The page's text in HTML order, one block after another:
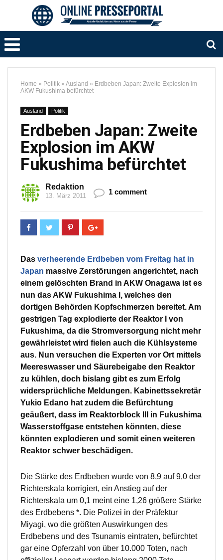
Home » Politik » Ausland » Erdbeben Japan: Zweite Explosion im
AKW Fukushima befürchtet
Ausland Politik
Erdbeben Japan: Zweite
Explosion im AKW
Fukushima befürchtet
Redaktion
13. März 2011 1 comment
Das verheerende Erdbeben vom Freitag hat in
Japan massive Zerstörungen angerichtet, nach
einem gelöschten Brand in AKW Onagawa ist es
nun das AKW Fukushima I, welches den
dortigen Behörden Kopfschmerzen bereitet. Am
gestrigen Tag explodierte der Reaktor I von
Fukushima, da die Stromversorgung nicht mehr
gewährleistet wird fielen auch die Kühlsysteme
aus. Nun versuchen die Experten vor Ort mittels
Meereswasser und Säurebeigabe den Reaktor
zu kühlen, doch bislang gibt es zum Erfolg
widersprüchliche Meldungen. Kabinettssekretär
Yukio Edano hat zudem die Befürchtung
geäußert, dass im Reaktorblock III in Fukushima
Wasserstoffgase entstehen könnten, diese
könnten explodieren und somit einen weiteren
Reaktor schwer beschädigen.
Die Stärke des Erdbeben wurde von 8,9 auf 9,0 der
Richterskala korrigiert, ein Anstieg auf der
Richterskala um 0,1 meint eine 1,26 größere Stärke
des Erdbebens *. Die Polizei in der Präfektur
Miyagi, wo die größten Auswirkungen des
Erdbebens und des Tsunamis eintraten, befürchtet
gar eine Opferzahl von über 10.000 Toten, nach